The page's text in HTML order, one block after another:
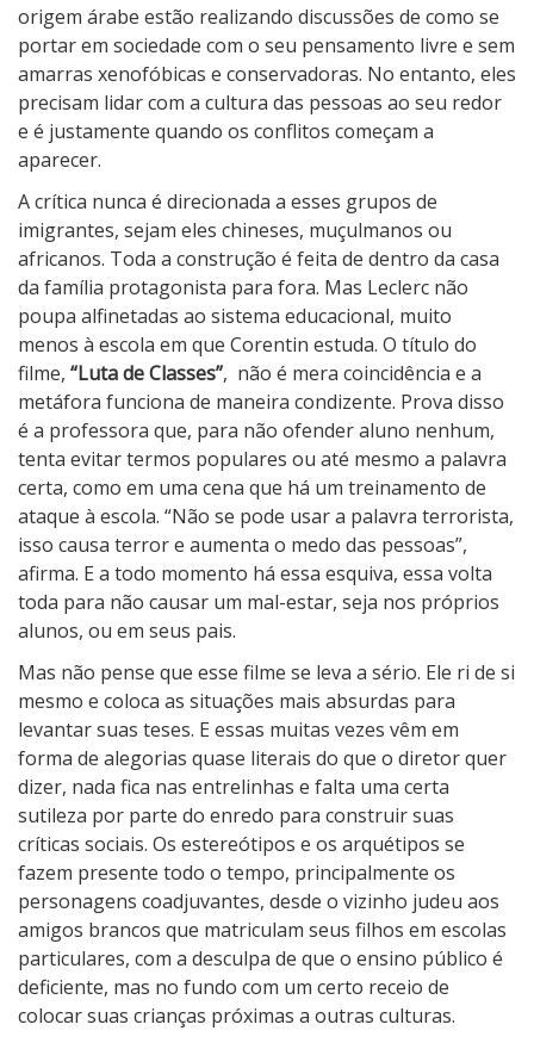
origem árabe estão realizando discussões de como se
portar em sociedade com o seu pensamento livre e sem
amarras xenofóbicas e conservadoras. No entanto, eles
precisam lidar com a cultura das pessoas ao seu redor
e é justamente quando os conflitos começam a
aparecer.
A crítica nunca é direcionada a esses grupos de
imigrantes, sejam eles chineses, muçulmanos ou
africanos. Toda a construção é feita de dentro da casa
da família protagonista para fora. Mas Leclerc não
poupa alfinetadas ao sistema educacional, muito
menos à escola em que Corentin estuda. O título do
filme, “Luta de Classes”, não é mera coincidência e a
metáfora funciona de maneira condizente. Prova disso
é a professora que, para não ofender aluno nenhum,
tenta evitar termos populares ou até mesmo a palavra
certa, como em uma cena que há um treinamento de
ataque à escola. “Não se pode usar a palavra terrorista,
isso causa terror e aumenta o medo das pessoas”,
afirma. E a todo momento há essa esquiva, essa volta
toda para não causar um mal-estar, seja nos próprios
alunos, ou em seus pais.
Mas não pense que esse filme se leva a sério. Ele ri de si
mesmo e coloca as situações mais absurdas para
levantar suas teses. E essas muitas vezes vêm em
forma de alegorias quase literais do que o diretor quer
dizer, nada fica nas entrelinhas e falta uma certa
sutileza por parte do enredo para construir suas
críticas sociais. Os estereótipos e os arquétipos se
fazem presente todo o tempo, principalmente os
personagens coadjuvantes, desde o vizinho judeu aos
amigos brancos que matriculam seus filhos em escolas
particulares, com a desculpa de que o ensino público é
deficiente, mas no fundo com um certo receio de
colocar suas crianças próximas a outras culturas.